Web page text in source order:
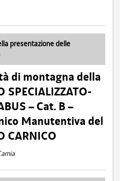
presentazione delle
di montagna della
SPECIALIZZATO-
– Cat. B –
Manutentiva del
CARNICO